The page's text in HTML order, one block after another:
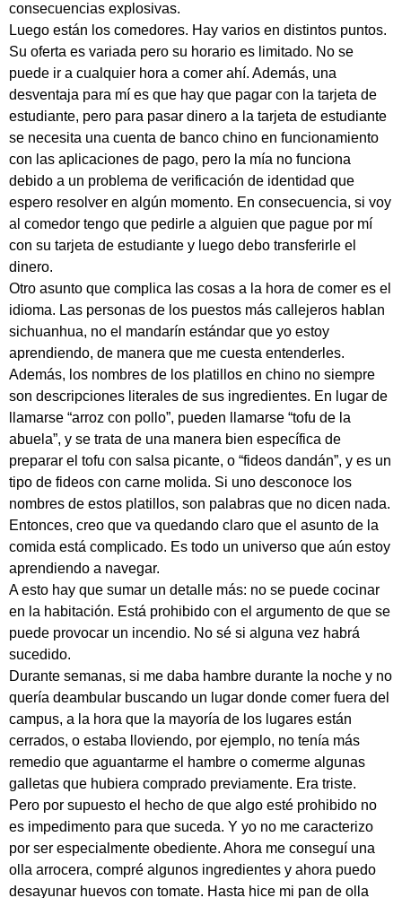
consecuencias explosivas.
Luego están los comedores. Hay varios en distintos puntos.
Su oferta es variada pero su horario es limitado. No se
puede ir a cualquier hora a comer ahí. Además, una
desventaja para mí es que hay que pagar con la tarjeta de
estudiante, pero para pasar dinero a la tarjeta de estudiante
se necesita una cuenta de banco chino en funcionamiento
con las aplicaciones de pago, pero la mía no funciona
debido a un problema de verificación de identidad que
espero resolver en algún momento. En consecuencia, si voy
al comedor tengo que pedirle a alguien que pague por mí
con su tarjeta de estudiante y luego debo transferirle el
dinero.
Otro asunto que complica las cosas a la hora de comer es el
idioma. Las personas de los puestos más callejeros hablan
sichuanhua, no el mandarín estándar que yo estoy
aprendiendo, de manera que me cuesta entenderles.
Además, los nombres de los platillos en chino no siempre
son descripciones literales de sus ingredientes. En lugar de
llamarse “arroz con pollo”, pueden llamarse “tofu de la
abuela”, y se trata de una manera bien específica de
preparar el tofu con salsa picante, o “fideos dandán”, y es un
tipo de fideos con carne molida. Si uno desconoce los
nombres de estos platillos, son palabras que no dicen nada.
Entonces, creo que va quedando claro que el asunto de la
comida está complicado. Es todo un universo que aún estoy
aprendiendo a navegar.
A esto hay que sumar un detalle más: no se puede cocinar
en la habitación. Está prohibido con el argumento de que se
puede provocar un incendio. No sé si alguna vez habrá
sucedido.
Durante semanas, si me daba hambre durante la noche y no
quería deambular buscando un lugar donde comer fuera del
campus, a la hora que la mayoría de los lugares están
cerrados, o estaba lloviendo, por ejemplo, no tenía más
remedio que aguantarme el hambre o comerme algunas
galletas que hubiera comprado previamente. Era triste.
Pero por supuesto el hecho de que algo esté prohibido no
es impedimento para que suceda. Y yo no me caracterizo
por ser especialmente obediente. Ahora me conseguí una
olla arrocera, compré algunos ingredientes y ahora puedo
desayunar huevos con tomate. Hasta hice mi pan de olla